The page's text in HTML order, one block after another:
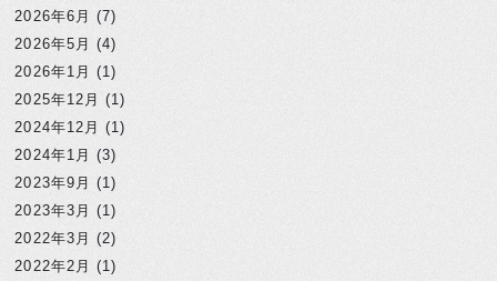
2026年6月 (7)
2026年5月 (4)
2026年1月 (1)
2025年12月 (1)
2024年12月 (1)
2024年1月 (3)
2023年9月 (1)
2023年3月 (1)
2022年3月 (2)
2022年2月 (1)